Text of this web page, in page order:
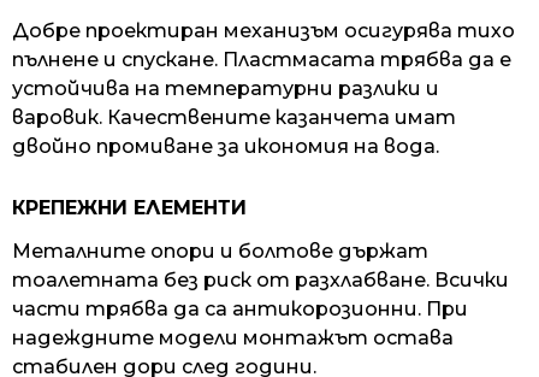
Добре проектиран механизъм осигурява тихо
пълнене и спускане. Пластмасата трябва да е
устойчива на температурни разлики и
варовик. Качествените казанчета имат
двойно промиване за икономия на вода.
КРЕПЕЖНИ ЕЛЕМЕНТИ
Металните опори и болтове държат
тоалетната без риск от разхлабване. Всички
части трябва да са антикорозионни. При
надеждните модели монтажът остава
стабилен дори след години.